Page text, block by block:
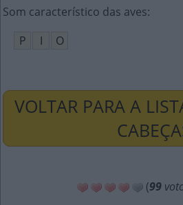
Som característico das aves:
P
I O
VOLTAR PARA A
(99